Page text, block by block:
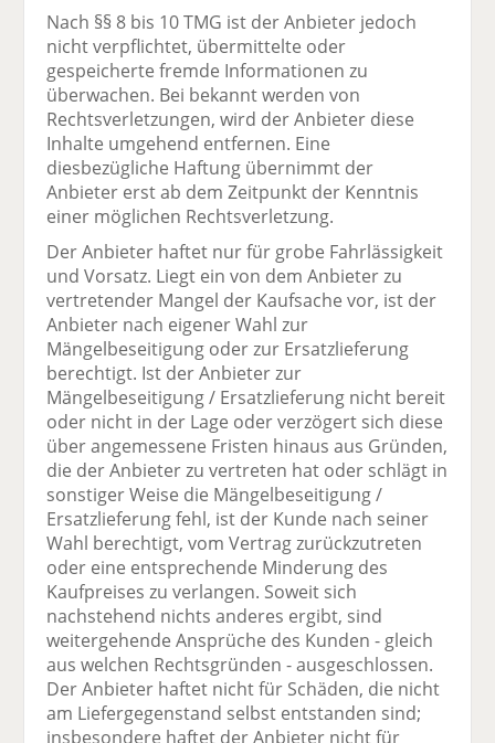
Nach §§ 8 bis 10 TMG ist der Anbieter jedoch
nicht verpflichtet, übermittelte oder
gespeicherte fremde Informationen zu
überwachen. Bei bekannt werden von
Rechtsverletzungen, wird der Anbieter diese
Inhalte umgehend entfernen. Eine
diesbezügliche Haftung übernimmt der
Anbieter erst ab dem Zeitpunkt der Kenntnis
einer möglichen Rechtsverletzung.
Der Anbieter haftet nur für grobe Fahrlässigkeit
und Vorsatz. Liegt ein von dem Anbieter zu
vertretender Mangel der Kaufsache vor, ist der
Anbieter nach eigener Wahl zur
Mängelbeseitigung oder zur Ersatzlieferung
berechtigt. Ist der Anbieter zur
Mängelbeseitigung / Ersatzlieferung nicht bereit
oder nicht in der Lage oder verzögert sich diese
über angemessene Fristen hinaus aus Gründen,
die der Anbieter zu vertreten hat oder schlägt in
sonstiger Weise die Mängelbeseitigung /
Ersatzlieferung fehl, ist der Kunde nach seiner
Wahl berechtigt, vom Vertrag zurückzutreten
oder eine entsprechende Minderung des
Kaufpreises zu verlangen. Soweit sich
nachstehend nichts anderes ergibt, sind
weitergehende Ansprüche des Kunden - gleich
aus welchen Rechtsgründen - ausgeschlossen.
Der Anbieter haftet nicht für Schäden, die nicht
am Liefergegenstand selbst entstanden sind;
insbesondere haftet der Anbieter nicht für